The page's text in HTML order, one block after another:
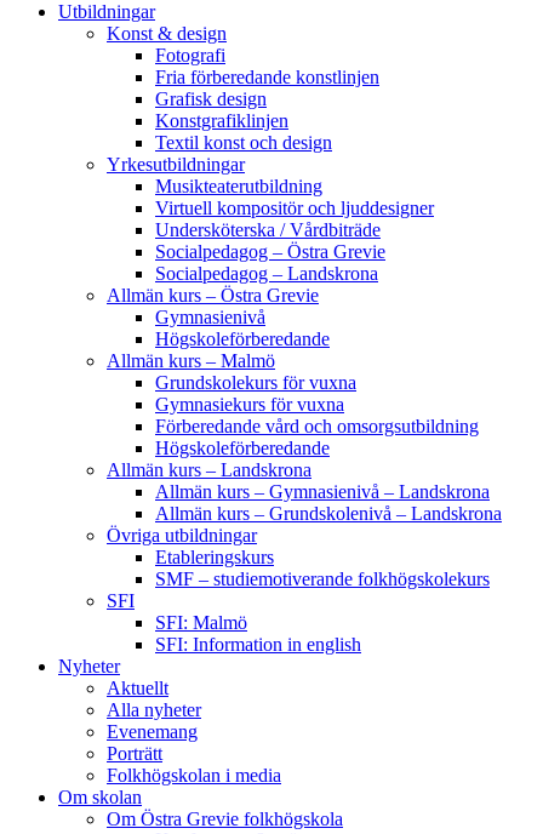
Utbildningar
Konst & design
Fotografi
Fria förberedande konstlinjen
Grafisk design
Konstgrafiklinjen
Textil konst och design
Yrkesutbildningar
Musikteaterutbildning
Virtuell kompositör och ljuddesigner
Undersköterska / Vårdbiträde
Socialpedagog – Östra Grevie
Socialpedagog – Landskrona
Allmän kurs – Östra Grevie
Gymnasienivå
Högskoleförberedande
Allmän kurs – Malmö
Grundskolekurs för vuxna
Gymnasiekurs för vuxna
Förberedande vård och omsorgsutbildning
Högskoleförberedande
Allmän kurs – Landskrona
Allmän kurs – Gymnasienivå – Landskrona
Allmän kurs – Grundskolenivå – Landskrona
Övriga utbildningar
Etableringskurs
SMF – studiemotiverande folkhögskolekurs
SFI
SFI: Malmö
SFI: Information in english
Nyheter
Aktuellt
Alla nyheter
Evenemang
Porträtt
Folkhögskolan i media
Om skolan
Om Östra Grevie folkhögskola